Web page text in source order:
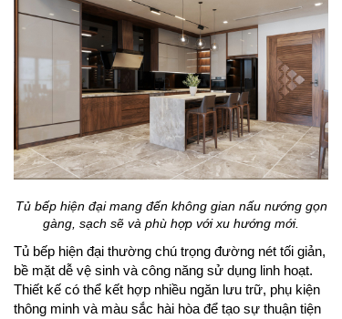
Tủ bếp hiện đại mang đến không gian nấu nướng gọn
gàng, sạch sẽ và phù hợp với xu hướng mới.
Tủ bếp hiện đại thường chú trọng đường nét tối giản,
bề mặt dễ vệ sinh và công năng sử dụng linh hoạt.
Thiết kế có thể kết hợp nhiều ngăn lưu trữ, phụ kiện
thông minh và màu sắc hài hòa để tạo sự thuận tiện